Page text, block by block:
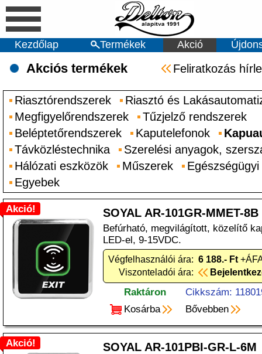
Kezdőlap Termékek Akció
Akciós termékek Feliratkozás
Riasztórendszerek
Riasztó és
Megfigyelőrendszerek
Tűzjelző rendszerek
Beléptetőrendszerek
Kaputelefonok
Távközléstechnika
Szerelési anyagok,
Hálózati eszközök
Műszerek
Egyebek
Akció! SOYAL AR-101GR-MMET-8B
Befúrható, megvilágított, közelítő
LED-el, 9-15VDC.
Végfelhasználói ára: 6 188.- Ft
Viszonteladói ára:
Raktáron
Cikkszám:
Kosárba
Bővebben
Akció! SOYAL AR-101PBI-GR-L-6M